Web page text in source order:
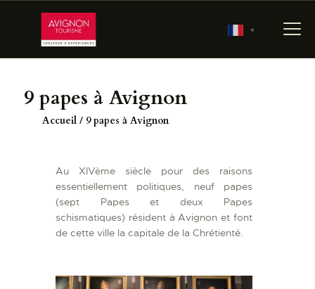
▼
9 papes à Avignon
Accueil 9 papes à Avignon
ACCUEIL
RÉSERVER
700 ANS D’HISTOIRE
LES JARDINS
PONTIFICAUX
LES COULISSES DU
AGENDA
Au XIVème siècle pour des raisons
essentiellement politiques, neuf papes
(sept Papes et deux Papes
schismatiques) résident à Avignon et font
de cette ville la capitale de la Chrétienté.